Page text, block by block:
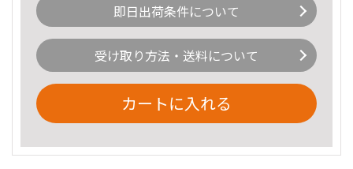
即日出荷条件について
受け取り方法・送料について
カートに入れる